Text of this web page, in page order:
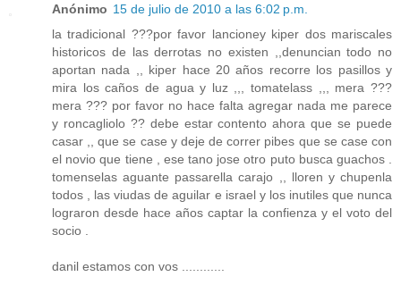
Anónimo 15 de julio de 2010 a las 6:02 p.m.
la tradicional ???por favor lancioney kiper dos mariscales
historicos de las derrotas no existen ,,denuncian todo no
aportan nada ,, kiper hace 20 años recorre los pasillos y
mira los caños de agua y luz ,,, tomatelass ,,, mera ???
mera ??? por favor no hace falta agregar nada me parece
y roncagliolo ?? debe estar contento ahora que se puede
casar ,, que se case y deje de correr pibes que se case con
el novio que tiene , ese tano jose otro puto busca guachos .
tomenselas aguante passarella carajo ,, lloren y chupenla
todos , las viudas de aguilar e israel y los inutiles que nunca
lograron desde hace años captar la confienza y el voto del
socio .
danil estamos con vos ............